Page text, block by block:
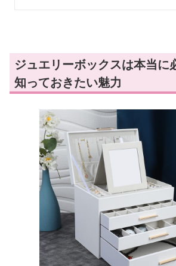
ジュエリーボックスは本当に
知っておきたい魅力